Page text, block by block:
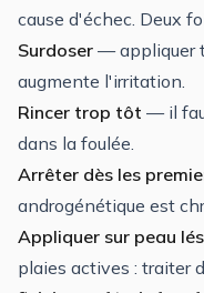
cause d'échec. Deux
Surdoser — appliquer
augmente l'irritation.
Rincer trop tôt — il
dans la foulée.
Arrêter dès les
androgénétique est
Appliquer sur peau
plaies actives : traiter